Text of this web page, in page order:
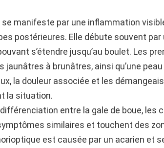
manifeste par une inflammation
postérieures. Elle débute souvent par
s’étendre jusqu’au boulet. Les
jaunâtres à brunâtres, ainsi qu’une
la douleur associée et les
la situation.
entre la gale de boue, les
similaires et touchent des
est causée par un acarien et